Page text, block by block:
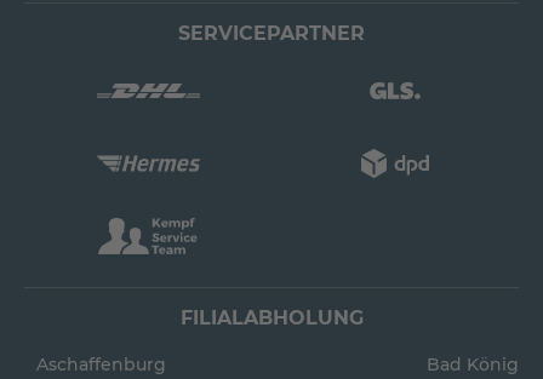
SERVICEPARTNER
FILIALABHOLUNG
Aschaffenburg Bad König